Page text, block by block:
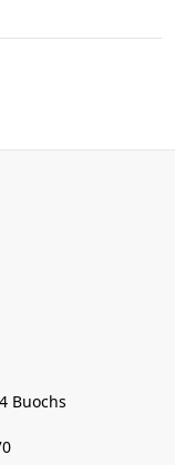
Buochs